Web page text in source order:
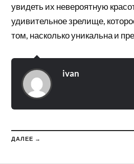
увидеть их невероятную
удивительное зрелище,
том, насколько уникальна и
ivan
ДАЛЕЕ →